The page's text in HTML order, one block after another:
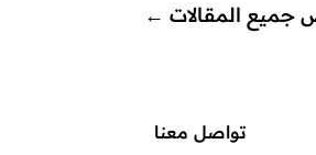
جميع المقالات ←
تواصل معنا